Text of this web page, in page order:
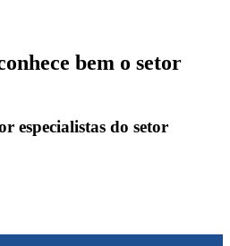
bem o setor
especialistas do setor